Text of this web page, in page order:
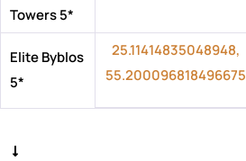
Towers 5*
Elite Byblos
5*
25.11414835048948,
55.200096818496675